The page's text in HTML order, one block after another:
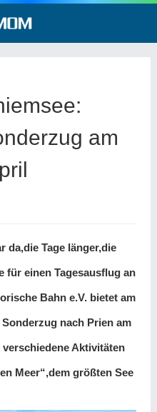
am
da,die Tage länger,die
für einen Tagesausflug an
Bahn e.V. bietet am
nach Prien am
Aktivitäten
Meer“,dem größten See